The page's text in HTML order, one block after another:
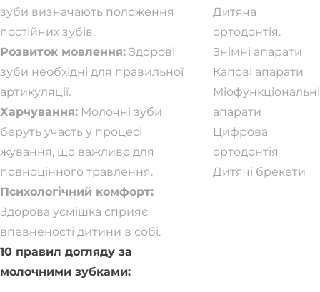
зуби визначають положення
постійних зубів.
Розвиток мовлення: Здорові
зуби необхідні для правильної
артикуляції.
Харчування: Молочні зуби
беруть участь у процесі
жування, що важливо для
повноцінного травлення.
Психологічний комфорт:
Здорова усмішка сприяє
впевненості дитини в собі.
10 правил догляду за
молочними зубками:
Дитяча
ортодонтія.
Знімні апарати
Капові апарати
Міофункціональні
апарати
Цифрова
ортодонтія
Дитячі брекети